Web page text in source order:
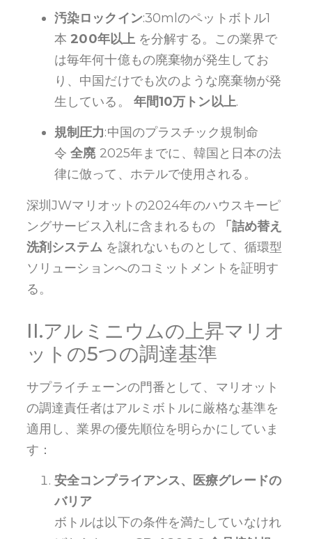
汚染ロックイン:30mlのペットボトル1
本200年以上を分解する。この業界で
は毎年何十億もの廃棄物が発生してお
り、中国だけでも次のような廃棄物が発
生している。 年間10万トン以上.
規制圧力:中国のプラスチック規制命
令全廃2025年までに、韓国と日本の法
律に倣って、ホテルで使用される。
深圳JWマリオットの2024年のハウスキーピ
ングサービス入札に含まれるもの
「詰め替え
洗剤システムを譲れないものとして、循環型
ソリューションへのコミットメントを証明す
る。
II.アルミニウムの上昇マリオ
ットの5つの調達基準
サプライチェーンの門番として、マリオット
の調達責任者はアルミボトルに厳格な基準を
適用し、業界の優先順位を明らかにしていま
す：
安全コンプライアンス、医療グレードの
バリア
ボトルは以下の条件を満たしていなけれ